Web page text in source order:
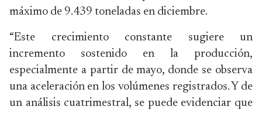
máximo de 9.439 toneladas en diciembre.
“Este crecimiento constante sugiere un
incremento sostenido en la producción,
especialmente a partir de mayo, donde se observa
una aceleración en los volúmenes registrados. Y de
un análisis cuatrimestral, se puede evidenciar que